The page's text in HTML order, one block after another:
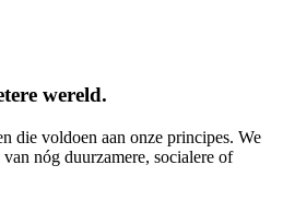
wereld.
die voldoen aan onze principes. We
nóg duurzamere, socialere of